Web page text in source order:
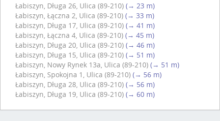
Łabiszyn, Długa 26, Ulica (89-210) (→ 23 m)
Łabiszyn, Łączna 2, Ulica (89-210) (→ 33 m)
Łabiszyn, Długa 17, Ulica (89-210) (→ 41 m)
Łabiszyn, Łączna 4, Ulica (89-210) (→ 45 m)
Łabiszyn, Długa 20, Ulica (89-210) (→ 46 m)
Łabiszyn, Długa 15, Ulica (89-210) (→ 51 m)
Łabiszyn, Nowy Rynek 13a, Ulica (89-210) (→ 51 m)
Łabiszyn, Spokojna 1, Ulica (89-210) (→ 56 m)
Łabiszyn, Długa 28, Ulica (89-210) (→ 56 m)
Łabiszyn, Długa 19, Ulica (89-210) (→ 60 m)